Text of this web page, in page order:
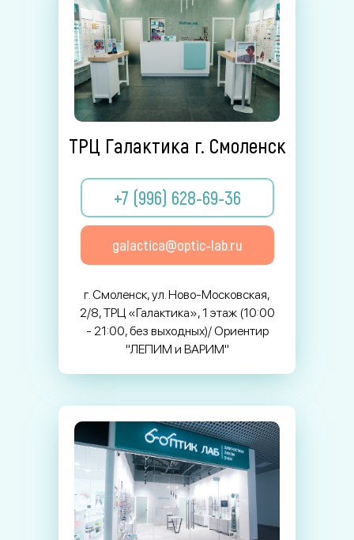
+7 (996) 628-69-36
galactica@optic-lab.ru
ТРЦ Галактика г. Смоленск
г. Смоленск, ул. Ново-Московская,
2/8, ТРЦ «Галактика», 1 этаж (10:00
- 21:00, без выходных)/ Ориентир
"ЛЕПИМ и ВАРИМ"